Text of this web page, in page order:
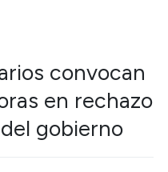
convocan
en rechazo
gobierno